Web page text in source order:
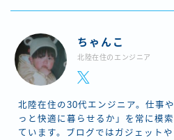
ちゃんこ
北陸在住のエンジニア
北陸在住の30代エンジニア。仕事
っと快適に暮らせるか」を常に模
ています。ブログではガジェット